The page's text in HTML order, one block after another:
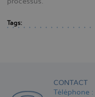
Tags:
CONTACT
Téléphone :